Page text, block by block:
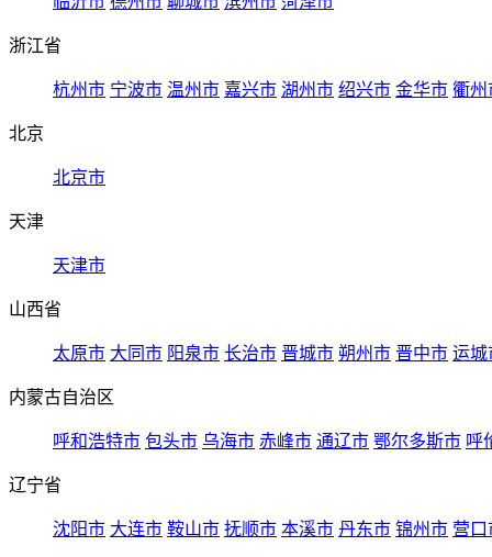
浙江省
杭州市 宁波市 温州市 嘉兴市 湖州市 绍兴市 金华市 衢州
北京
北京市
天津
天津市
山西省
太原市 大同市 阳泉市 长治市 晋城市 朔州市 晋中市 运城
内蒙古自治区
呼和浩特市 包头市 乌海市 赤峰市 通辽市 鄂尔多斯市 呼
辽宁省
沈阳市 大连市 鞍山市 抚顺市 本溪市 丹东市 锦州市 营口